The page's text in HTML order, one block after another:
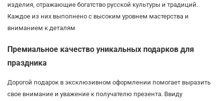
изделия, отражающие богатство русской культуры и традиций.
Каждое из них выполнено с высоким уровнем мастерства и
вниманием к деталям
Премиальное качество уникальных подарков для
праздника
Дорогой подарок в эксклюзивном оформлении помогает выразить
свое внимание и уважение к получателю презента. Ввиду